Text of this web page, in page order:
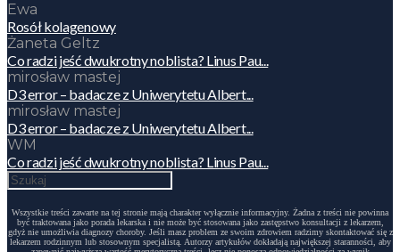
Ewa
Rosół kolagenowy
Żaneta Geltz
Co radzi jeść dwukrotny noblista? Linus Pau...
mirosław mastej
D3 error – badacze z Uniwerytetu Albert...
mirosław mastej
D3 error – badacze z Uniwerytetu Albert...
WM
Co radzi jeść dwukrotny noblista? Linus Pau...
Wszystkie treści zawarte na tej stronie mają charakter wyłącznie informacyjny. Żadna z treści nie powinna
być traktowana jako porada lekarska i nie może być stosowana jako zastępstwo konsultacji z lekarzem,
gdyż nie umożliwia diagnozy choroby. Jeśli masz problem ze swoim zdrowiem radzimy skontaktować się z
lekarzem rodzinnym lub stosownym specjalistą. Autorzy artykułów dokładają największej staranności, aby